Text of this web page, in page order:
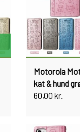
Motorola
kat & hund
60,00 kr.